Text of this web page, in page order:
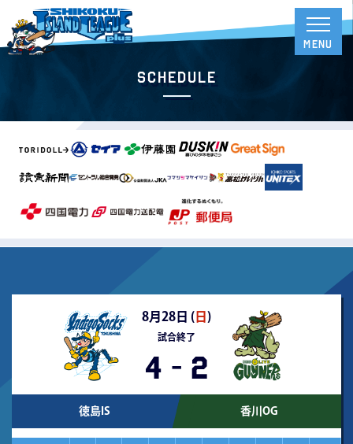
Schedule
8月28日 ( 日 )
試合終了
4 - 2
徳島IS 香川OG